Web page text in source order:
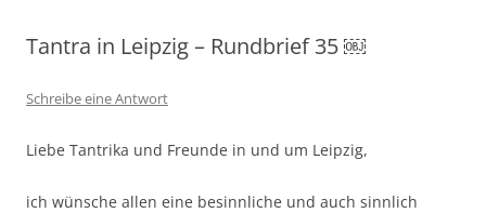
Tantra in Leipzig – Rundbrief 35 ￼
Schreibe eine Antwort
Liebe Tantrika und Freunde in und um Leipzig,
ich wünsche allen eine besinnliche und auch sinnlich